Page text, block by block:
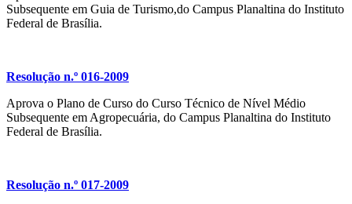
Subsequente em Guia de Turismo,do Campus Planaltina do Instituto
Federal de Brasília.
Resolução n.º 016-2009
Aprova o Plano de Curso do Curso Técnico de Nível Médio
Subsequente em Agropecuária, do Campus Planaltina do Instituto
Federal de Brasília.
Resolução n.º 017-2009